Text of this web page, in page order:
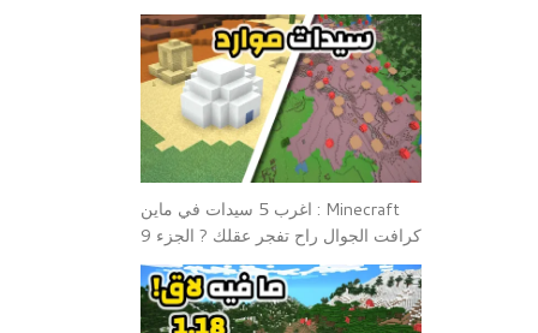
Minecraft : اغرب 5 سيدات في ماين
كرافت الجوال راح تفجر عقلك ? الجزء 9